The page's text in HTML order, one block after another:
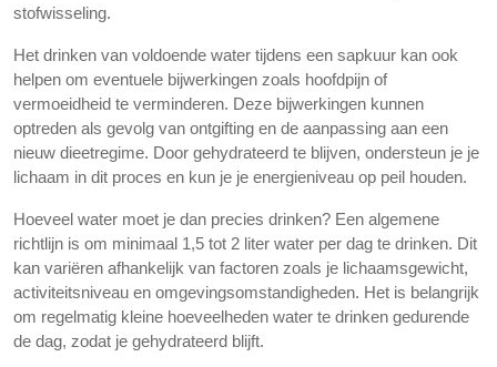
stofwisseling.
Het drinken van voldoende water tijdens een sapkuur kan ook
helpen om eventuele bijwerkingen zoals hoofdpijn of
vermoeidheid te verminderen. Deze bijwerkingen kunnen
optreden als gevolg van ontgifting en de aanpassing aan een
nieuw dieetregime. Door gehydrateerd te blijven, ondersteun je je
lichaam in dit proces en kun je je energieniveau op peil houden.
Hoeveel water moet je dan precies drinken? Een algemene
richtlijn is om minimaal 1,5 tot 2 liter water per dag te drinken. Dit
kan variëren afhankelijk van factoren zoals je lichaamsgewicht,
activiteitsniveau en omgevingsomstandigheden. Het is belangrijk
om regelmatig kleine hoeveelheden water te drinken gedurende
de dag, zodat je gehydrateerd blijft.